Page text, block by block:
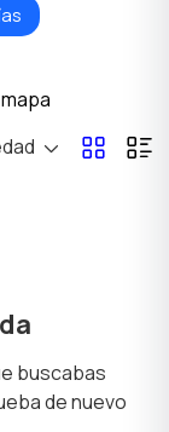
objetivos
buscabas
de nuevo